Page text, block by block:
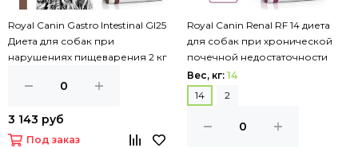
Royal Canin Gastro Intestinal GI25
Диета для собак при
нарушениях пищеварения 2 кг
3 143 руб
Под заказ
Royal Canin Renal RF 14 диета
для собак при хронической
почечной недостаточности
Вес, кг: 14
14
2